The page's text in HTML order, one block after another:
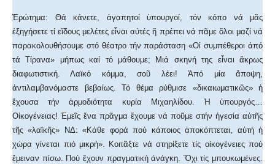
Ἐρώτημα: Θά κάνετε, ἀγαπητοί ὑπουργοί, τόν κόπο νά μᾶς
ἐξηγήσετε τί εἴδους μελέτες εἶναι αὐτές ἤ πρέπει νά πᾶμε ὅλοι μαζί νά
παρακολουθήσουμε στό θέατρο τήν παράσταση «Οἱ συμπέθεροι ἀπό
τά Τίρανα» μήπως καί τό μάθουμε; Μιά σκηνή της εἶναι ἄκρως
διαφωτιστική. Λαϊκό κόμμα, σοῦ λέει! Ἀπό μία ἄποψη,
ἀντιλαμβανόμαστε βεβαίως. Τό θέμα ρύθμισε «δικαιωματικῶς» ἡ
ἔχουσα τήν ἁρμοδιότητα κυρία Μιχαηλίδου. Ἡ ὑπουργός…
Οἰκογένειας! Ἐμεῖς ἕνα πρᾶγμα ἔχουμε νά ποῦμε στήν ἡγεσία αὐτῆς
τῆς «λαϊκῆς» ΝΔ: «Κάθε φορά πού κάποιος ἀποκόπτεται, αὐτή ἡ
χώρα γίνεται πιό μικρή». Κοιτᾶξτε νά στηρίξετε τίς οἰκογένειες πού
ἔμειναν πίσω. Πού ἔχουν πραγματική ἀνάγκη. Ὄχι τίς μπουκωμένες.